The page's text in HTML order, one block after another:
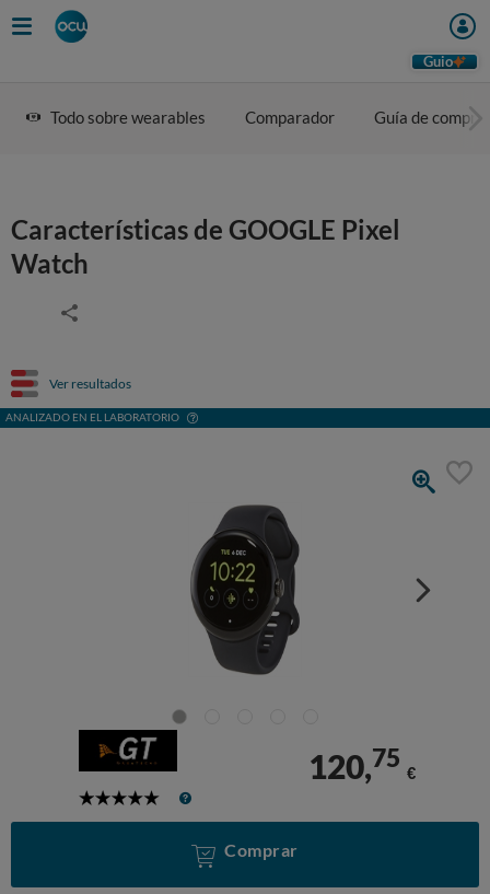
Guio
Todo sobre wearables Comparador Guía de compra
Características de GOOGLE Pixel
Watch
Ver resultados
ANALIZADO EN EL LABORATORIO
5
120,75
€
Comprar